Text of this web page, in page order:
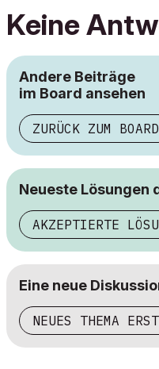
Keine
Andere Beiträge
im Board ansehen
ZURÜCK ZUM BOARD
Neueste Lösungen
AKZEPTIERTE
Eine neue
NEUES THEMA